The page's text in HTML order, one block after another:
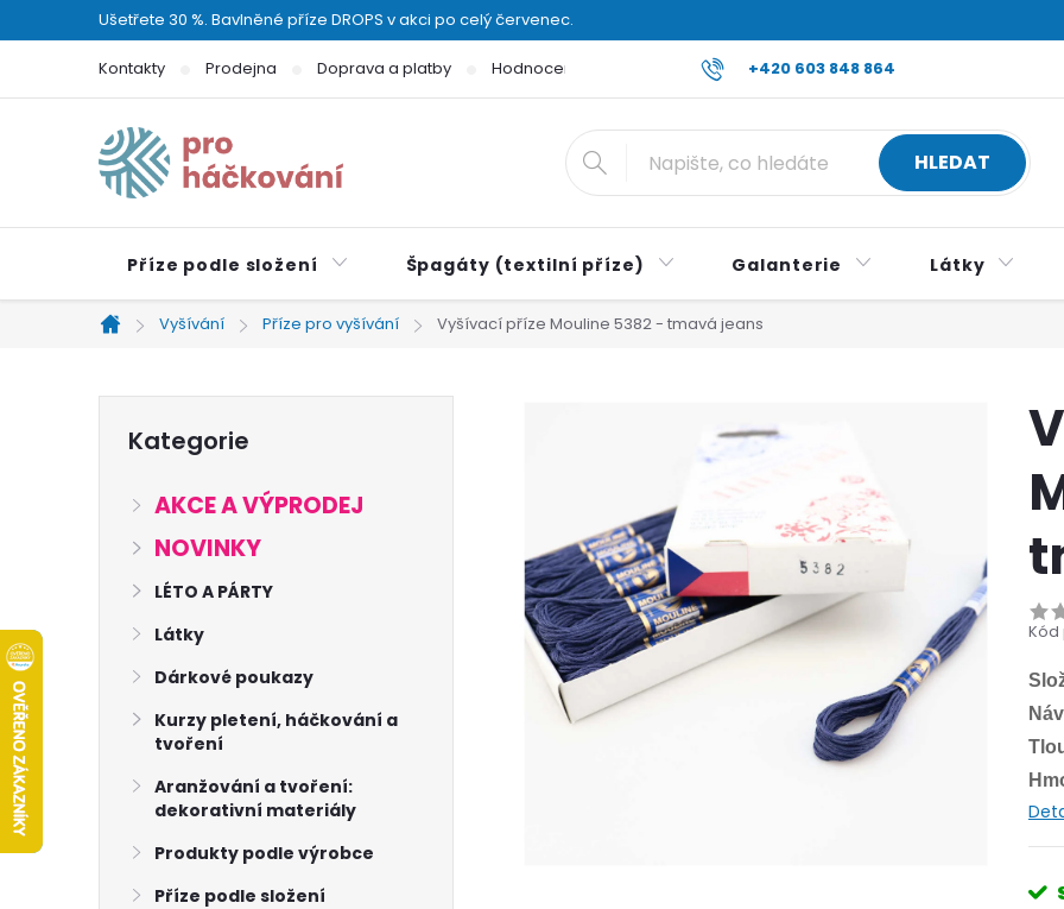
na
Ušetřete 30 %. Bavlněné příze DROPS v akci po celý červenec.
+420 603 848 864
Kontakty Prodejna Doprava a platby Hodnocení obchodu Reklamace a vrácení zboží Všeobecné
HLEDAT
Příze podle složení Špagáty (textilní příze) Galanterie Látky
Domů
Vyšívání Příze pro vyšívání Vyšívací příze Mouline 5382 - tmavá jeans
kategorie
Kategorie
AKCE A VÝPRODEJ
NOVINKY
LÉTO A PÁRTY
Látky
Dárkové poukazy
Kurzy pletení, háčkování a
tvoření
Aranžování a tvoření:
dekorativní materiály
Produkty podle výrobce
Příze podle složení
Kód